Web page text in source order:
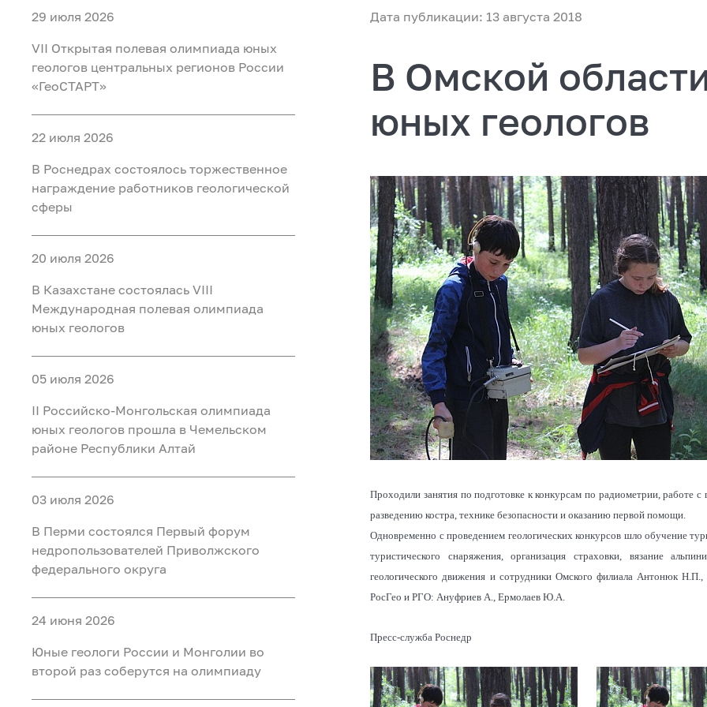
29 июля 2026
VII Открытая полевая олимпиада юных
геологов центральных регионов России
«ГеоСТАРТ»
22 июля 2026
В Роснедрах состоялось торжественное
награждение работников геологической
сферы
20 июля 2026
В Казахстане состоялась VIII
Международная полевая олимпиада
юных геологов
05 июля 2026
II Российско‑Монгольская олимпиада
юных геологов прошла в Чемельском
районе Республики Алтай
03 июля 2026
В Перми состоялся Первый форум
недропользователей Приволжского
федерального округа
24 июня 2026
Юные геологи России и Монголии во
второй раз соберутся на олимпиаду
Дата публикации: 13 августа 2018
В Омской
юных геологов
Проходили занятия по подготовке к конкурсам по радиометрии, работе с
разведению костра, технике безопасности и оказанию первой помощи.
Одновременно с проведением геологических конкурсов шло обучение
туристического снаряжения, организация страховки, вязание
геологического движения и сотрудники Омского филиала Антонюк
РосГео и РГО: Ануфриев А., Ермолаев Ю.А.
Пресс-служба Роснедр